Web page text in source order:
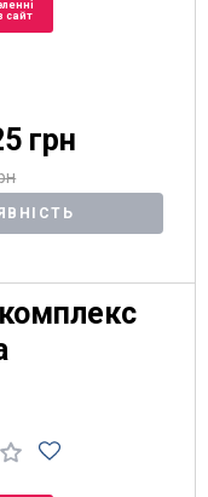
сайт
грн